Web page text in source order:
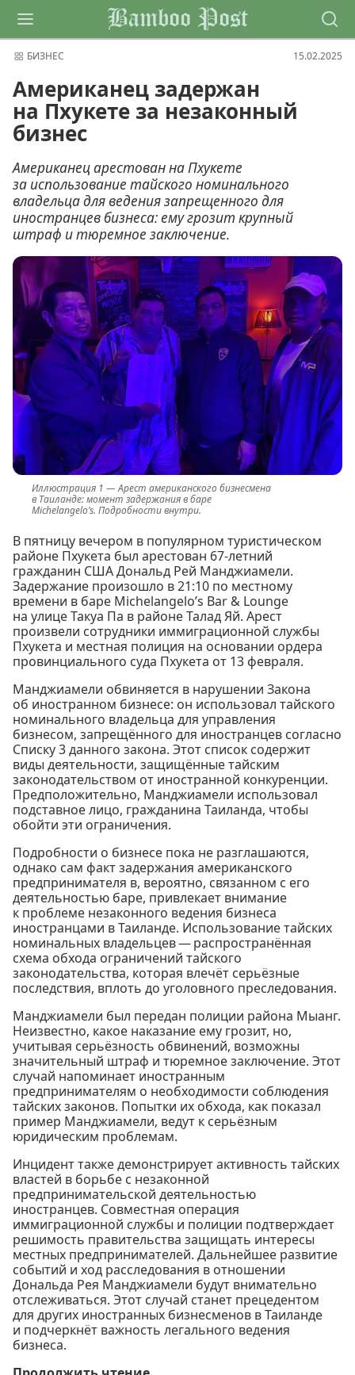
Bamboo Post
БИЗНЕС 15.02.2025
Американец задержан
на Пхукете за незаконный
бизнес
Американец арестован на Пхукете
за использование тайского номинального
владельца для ведения запрещенного для
иностранцев бизнеса: ему грозит крупный
штраф и тюремное заключение.
Арест американского бизнесмена
в Таиланде: момент задержания в баре
Michelangelo’s. Подробности внутри.
В пятницу вечером в популярном туристическом
районе Пхукета был арестован 67-летний
гражданин США Дональд Рей Манджиамели.
Задержание произошло в 21:10 по местному
времени в баре Michelangelo’s Bar & Lounge
на улице Такуа Па в районе Талад Яй. Арест
произвели сотрудники иммиграционной службы
Пхукета и местная полиция на основании ордера
провинциального суда Пхукета от 13 февраля.
Манджиамели обвиняется в нарушении Закона
об иностранном бизнесе: он использовал тайского
номинального владельца для управления
бизнесом, запрещённого для иностранцев согласно
Списку 3 данного закона. Этот список содержит
виды деятельности, защищённые тайским
законодательством от иностранной конкуренции.
Предположительно, Манджиамели использовал
подставное лицо, гражданина Таиланда, чтобы
обойти эти ограничения.
Подробности о бизнесе пока не разглашаются,
однако сам факт задержания американского
предпринимателя в, вероятно, связанном с его
деятельностью баре, привлекает внимание
к проблеме незаконного ведения бизнеса
иностранцами в Таиланде. Использование тайских
номинальных владельцев — распространённая
схема обхода ограничений тайского
законодательства, которая влечёт серьёзные
последствия, вплоть до уголовного преследования.
Манджиамели был передан полиции района Мыанг.
Неизвестно, какое наказание ему грозит, но,
учитывая серьёзность обвинений, возможны
значительный штраф и тюремное заключение. Этот
случай напоминает иностранным
предпринимателям о необходимости соблюдения
тайских законов. Попытки их обхода, как показал
пример Манджиамели, ведут к серьёзным
юридическим проблемам.
Инцидент также демонстрирует активность тайских
властей в борьбе с незаконной
предпринимательской деятельностью
иностранцев. Совместная операция
иммиграционной службы и полиции подтверждает
решимость правительства защищать интересы
местных предпринимателей. Дальнейшее развитие
событий и ход расследования в отношении
Дональда Рея Манджиамели будут внимательно
отслеживаться. Этот случай станет прецедентом
для других иностранных бизнесменов в Таиланде
и подчеркнёт важность легального ведения
бизнеса.